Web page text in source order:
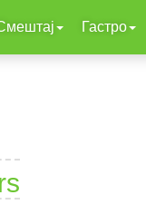
Гастро